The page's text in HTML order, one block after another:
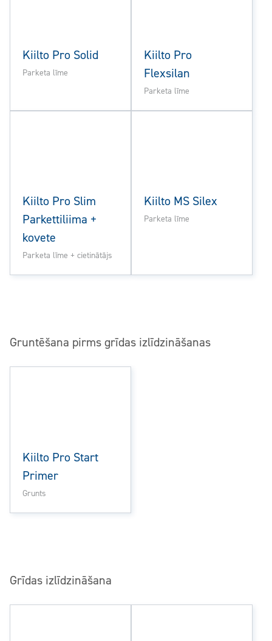
Kiilto Pro Solid
Parketa līme
Kiilto Pro
Flexsilan
Parketa līme
Kiilto Pro Slim
Parkettiliima +
kovete
Parketa līme + cietinātājs
Kiilto MS Silex
Parketa līme
Gruntēšana pirms grīdas izlīdzināšanas
Kiilto Pro Start
Primer
Grunts
Grīdas izlīdzināšana